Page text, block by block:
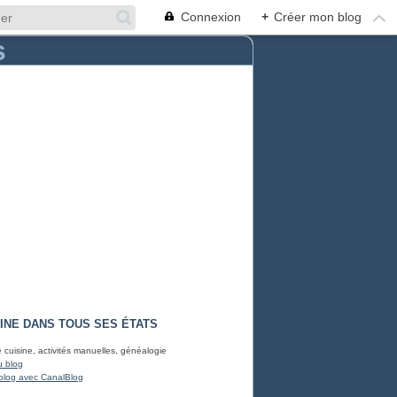
Connexion + Créer mon blog
DANS TOUS SES ÉTATS
cuisine, activités manuelles, généalogie
blog
avec CanalBlog